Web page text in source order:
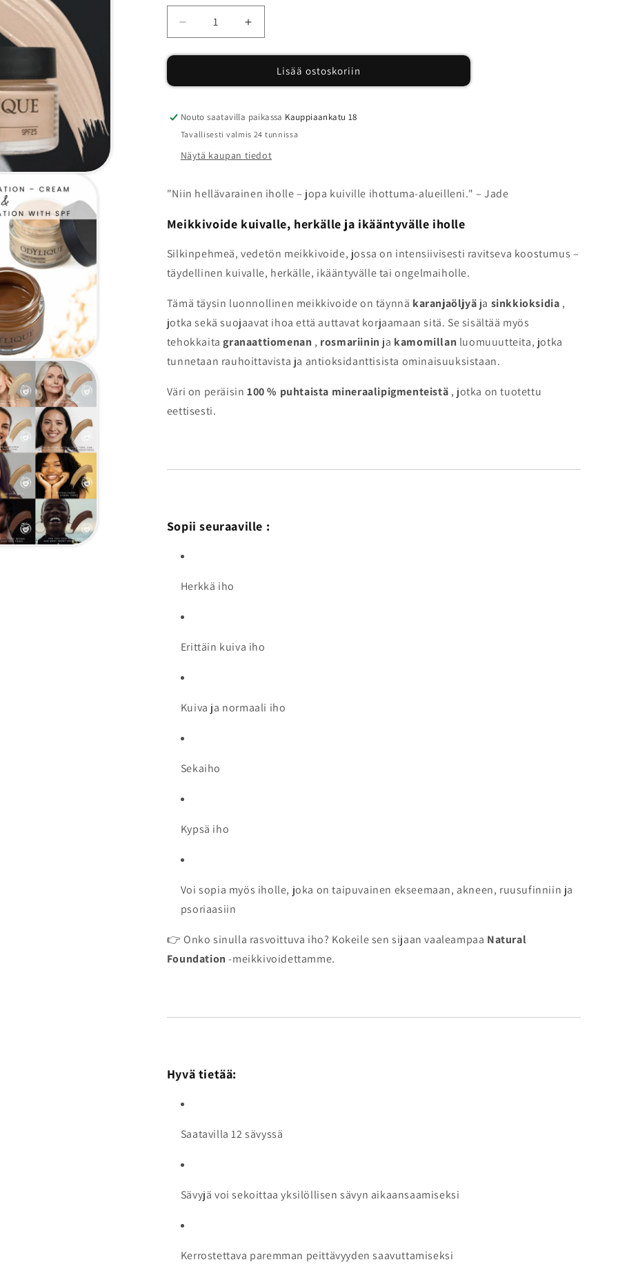
Vähennä
tuotteen
Odylique
Hypoallergeeninen
voidemainen
määrää
Lisää
tuotteen
Odylique
Hypoallergeeninen
voidemainen
määrää
Lisää ostoskoriin
Nouto saatavilla paikassa Kauppiaankatu 18
Tavallisesti valmis 24 tunnissa
Näytä kaupan tiedot
"Niin hellävarainen iholle – jopa kuiville ihottuma-alueilleni." – Jade
Meikkivoide kuivalle, herkälle ja ikääntyvälle iholle
Silkinpehmeä, vedetön meikkivoide, jossa on intensiivisesti ravitseva koostumus –
täydellinen kuivalle, herkälle, ikääntyvälle tai ongelmaiholle.
Tämä täysin luonnollinen meikkivoide on täynnä karanjaöljyä ja sinkkioksidia ,
jotka sekä suojaavat ihoa että auttavat korjaamaan sitä. Se sisältää myös
tehokkaitagranaattiomenan , rosmariinin ja kamomillan luomuuutteita, jotka
tunnetaan rauhoittavista ja antioksidanttisista ominaisuuksistaan.
Väri on peräisin 100 % puhtaista mineraalipigmenteistä , jotka on tuotettu
eettisesti.
Sopii seuraaville :
Herkkä iho
Erittäin kuiva iho
Kuiva ja normaali iho
Sekaiho
Kypsä iho
Voi sopia myös iholle, joka on taipuvainen ekseemaan, akneen, ruusufinniin ja
psoriaasiin
👉 Onko sinulla rasvoittuva iho? Kokeile sen sijaan vaaleampaa Natural
Foundation -meikkivoidettamme.
Hyvä tietää:
Saatavilla 12 sävyssä
Sävyjä voi sekoittaa yksilöllisen sävyn aikaansaamiseksi
Kerrostettava paremman peittävyyden saavuttamiseksi